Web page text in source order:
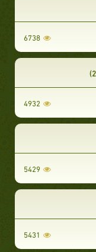
6738
4932
5429
5431